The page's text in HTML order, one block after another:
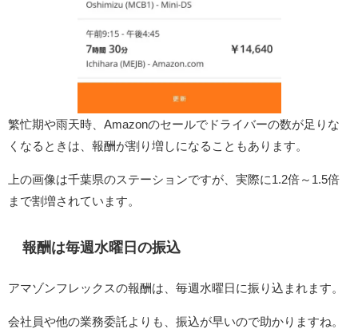
繁忙期や雨天時、Amazonのセールでドライバーの数が足りな
くなるときは、報酬が割り増しになることもあります。
上の画像は千葉県のステーションですが、実際に1.2倍～1.5倍
まで割増されています。
報酬は毎週水曜日の振込
アマゾンフレックスの報酬は、毎週水曜日に振り込まれます。
会社員や他の業務委託よりも、振込が早いので助かりますね。